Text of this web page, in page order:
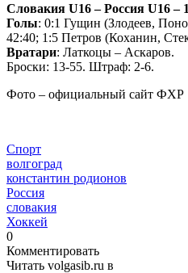
Словакия U16 – Россия U16 –
Голы: 0:1 Гущин (Злодеев,
42:40; 1:5 Петров (Коханин,
Вратари: Латкоцы – Аскаров.
Броски: 13-55. Штраф: 2-6.
Фото – официальный сайт ФХР
Спорт
волгоград
константин родионов
Россия
словакия
Хоккей
0
Комментировать
Читать volgasib.ru в